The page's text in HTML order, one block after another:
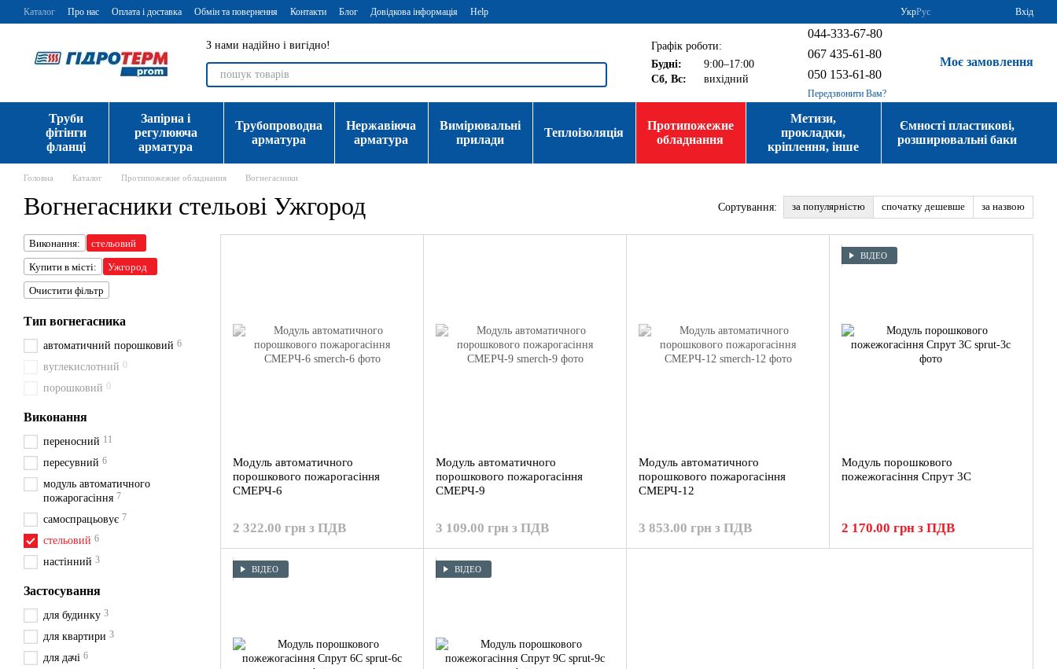
Перейти до основного контенту
Каталог Про нас Оплата і доставка Обмін та повернення Контакти Блог Довідкова інформація Help УкрРус Вхід
З нами надійно і вигідно!
Графік роботи:
Будні:
9:00–17:00
Сб, Вс:
вихідний
044-333-67-80
067 435-61-80
050 153-61-80
Передзвонити Вам?
Моє замовлення
Труби
фітінги
фланці
Запірна і
регулююча
арматура
Трубопроводна
арматура
Нержавіюча
арматура
Вимірювальні
прилади
Теплоізоляція
Протипожежне
обладнання
Метизи,
прокладки,
кріплення, інше
Ємності пластикові,
розширювальні баки
Головна Каталог Протипожежне обладнання Вогнегасники
Вогнегасники стельові Ужгород Сортування: за популярністю спочатку дешевше за назвою
Модуль автоматичного
порошкового пожарогасіння
СМЕРЧ-6
2 322.00 грн з ПДВ
Модуль автоматичного
порошкового пожарогасіння
СМЕРЧ-9
3 109.00 грн з ПДВ
Модуль автоматичного
порошкового пожарогасіння
СМЕРЧ-12
3 853.00 грн з ПДВ
ВІДЕО
Модуль порошкового
пожежогасіння Спрут 3С
2 170.00 грн з ПДВ
ВІДЕО ВІДЕО
Виконання:
стельовий
Купити в місті:
Ужгород
Очистити фільтр
Тип вогнегасника
автоматичний порошковий 6
вуглекислотний 0
порошковий 0
Виконання
переносний 11
пересувний 6
модуль автоматичного
пожарогасіння 7
самоспрацьовує 7
стельовий 6
настінний 3
Застосування
для будинку 3
для квартири 3
для дачі 6